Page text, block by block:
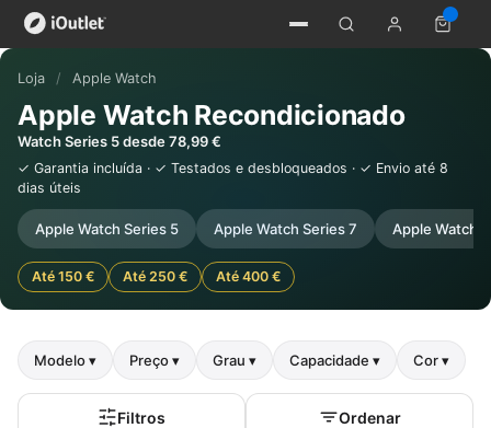
Loja / Apple Watch
Apple Watch Recondicionado
Watch Series 5 desde 78,99 €
✓ Garantia incluída · ✓ Testados e desbloqueados · ✓ Envio até 8
dias úteis
Apple Watch Series 5 Apple Watch Series 7 Apple Watch
Até 150 € Até 250 € Até 400 €
Modelo ▾ Preço ▾ Grau ▾ Capacidade ▾ Cor ▾
Filtros Ordenar